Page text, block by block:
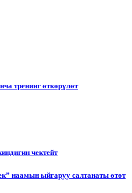
тренинг өткөрүлөт
чектейт
наамын ыйгаруу салтанаты өтөт